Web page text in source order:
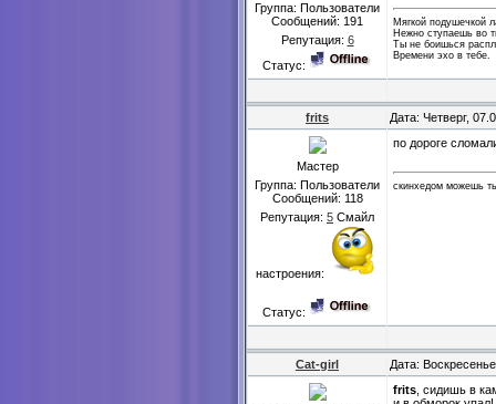
Группа: Пользователи
Сообщений: 191
Репутация: 6
Статус:
Мягкой подушечкой
Нежно ступаешь во
Ты не боишься
Времени эхо в тебе.
frits Дата: Четверг,
Мастер
Группа: Пользователи
Сообщений: 118
Репутация: 5 Смайл
настроения:
Статус:
по дороге
скинхедом можешь
Cat-girl Дата:
frits , сидишь в